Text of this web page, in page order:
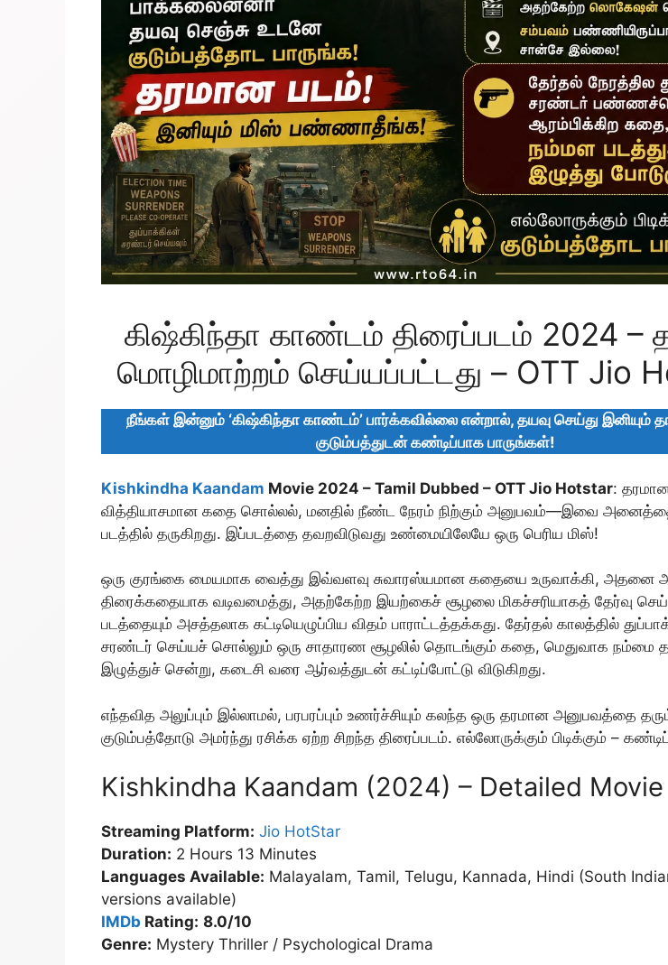
கிஷ்கிந்தா காண்டம் திரைப்படம் 2024 –
மொழிமாற்றம் செய்யப்பட்டது – OTT Jio
நீங்கள் இன்னும் ‘கிஷ்கிந்தா காண்டம்’பார்க்கவில்லை என்றால், தயவு செய்து இனியும்
குடும்பத்துடன் கண்டிப்பாக பாருங்கள்!
Kishkindha Kaandam Movie 2024 – Tamil Dubbed – OTT Jio Hotstar:
வித்தியாசமான கதை சொல்லல், மனதில் நீண்ட நேரம் நிற்கும் அனுபவம்—இவை
படத்தில் தருகிறது. இப்படத்தை தவறவிடுவது உண்மையிலேயே ஒரு பெரிய மிஸ்!
ஒரு குரங்கை மையமாக வைத்து இவ்வளவு சுவாரஸ்யமான கதையை உருவாக்கி, அதனை
திரைக்கதையாக வடிவமைத்து, அதற்கேற்ற இயற்கைச் சூழலை மிகச்சரியாகத் தேர்வு
படத்தையும் அசத்தலாக கட்டியெழுப்பிய விதம் பாராட்டத்தக்கது. தேர்தல் காலத்தில்
சரண்டர் செய்யச் சொல்லும் ஒரு சாதாரண சூழலில் தொடங்கும் கதை, மெதுவாக நம்மை
இழுத்துச் சென்று, கடைசி வரை ஆர்வத்துடன் கட்டிப்போட்டு விடுகிறது.
எந்தவித அலுப்பும் இல்லாமல், பரபரப்பும் உணர்ச்சியும் கலந்த ஒரு தரமான அனுபவத்தை
குடும்பத்தோடு அமர்ந்து ரசிக்க ஏற்ற சிறந்த திரைப்படம். எல்லோருக்கும் பிடிக்கும் –
Kishkindha Kaandam (2024) – Detailed
Streaming Platform: Jio HotStar
Duration: 2 Hours 13 Minutes
Languages Available: Malayalam, Tamil, Telugu, Kannada, Hindi (South
versions available)
IMDb Rating: 8.0/10
Genre: Mystery Thriller / Psychological Drama